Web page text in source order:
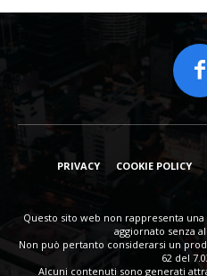
PRIVACY COOKIE POLICY
Questo sito web non rappresenta
aggiornato senza
Non può pertanto considerarsi un
62 del
Alcuni contenuti sono generati